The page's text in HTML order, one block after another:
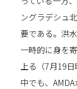
ングラデシュ
要である。洪
一時的に身を
上る（7月19日
中でも、